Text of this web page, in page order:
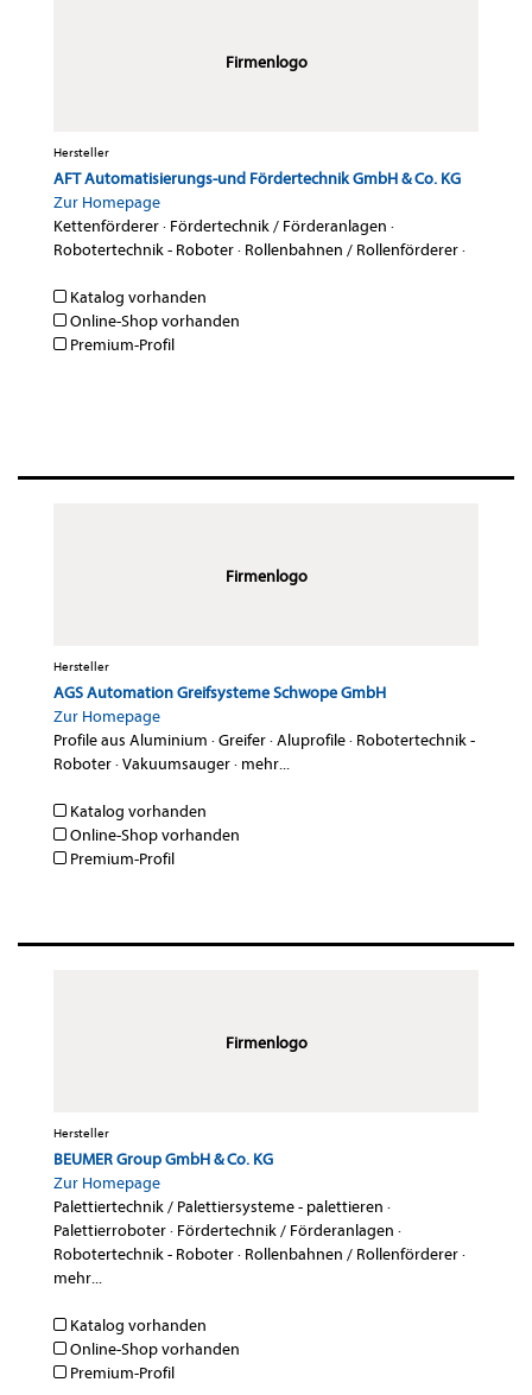
Firmenlogo
Hersteller
AFT Automatisierungs-und Fördertechnik GmbH & Co. KG
Zur Homepage
Kettenförderer· Fördertechnik / Förderanlagen ·
Robotertechnik - Roboter· Rollenbahnen / Rollenförderer·
Katalog vorhanden
Online-Shop vorhanden
Premium-Profil
Firmenlogo
Hersteller
AGS Automation Greifsysteme Schwope GmbH
Zur Homepage
Profile aus Aluminium ·Greifer·Aluprofile· Robotertechnik -
Roboter·Vakuumsauger· mehr...
Katalog vorhanden
Online-Shop vorhanden
Premium-Profil
Firmenlogo
Hersteller
BEUMER Group GmbH & Co. KG
Zur Homepage
Palettiertechnik / Palettiersysteme - palettieren ·
Palettierroboter· Fördertechnik / Förderanlagen ·
Robotertechnik - Roboter· Rollenbahnen / Rollenförderer·
mehr...
Katalog vorhanden
Online-Shop vorhanden
Premium-Profil